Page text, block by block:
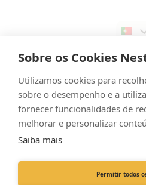
Sobre os Cookies
Utilizamos cookies para
sobre o desempenho e a
fornecer funcionalidades de
melhorar e personalizar
Saiba mais
Permitir todos
Política de